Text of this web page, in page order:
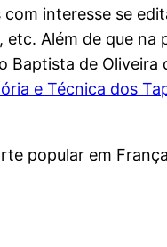
com interesse se
Além de que na
Baptista de Oliveira
e Técnica dos
popular em